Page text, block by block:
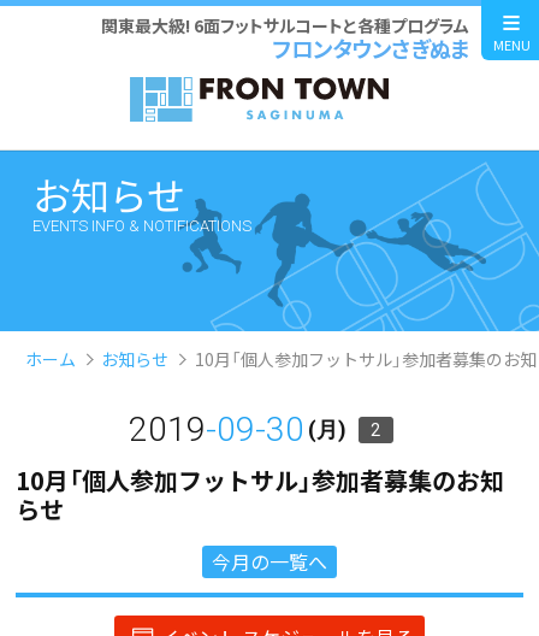
関東最大級! 6面フットサルコートと各種プログラム
フロンタウンさぎぬま MENU
お知らせ
EVENTS INFO & NOTIFICATIONS
ホーム お知らせ 10月「個人参加フットサル」参加者募集のお
2019-09-30 (月) 2
10月「個人参加フットサル」参加者募集のお知
らせ
今月の一覧へ